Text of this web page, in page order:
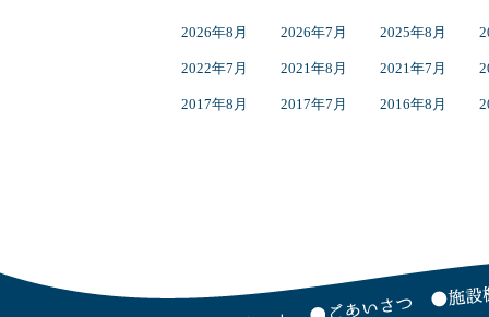
2026年8月 2026年7月 2025年8月
2022年7月 2021年8月 2021年7月
2017年8月 2017年7月 2016年8月